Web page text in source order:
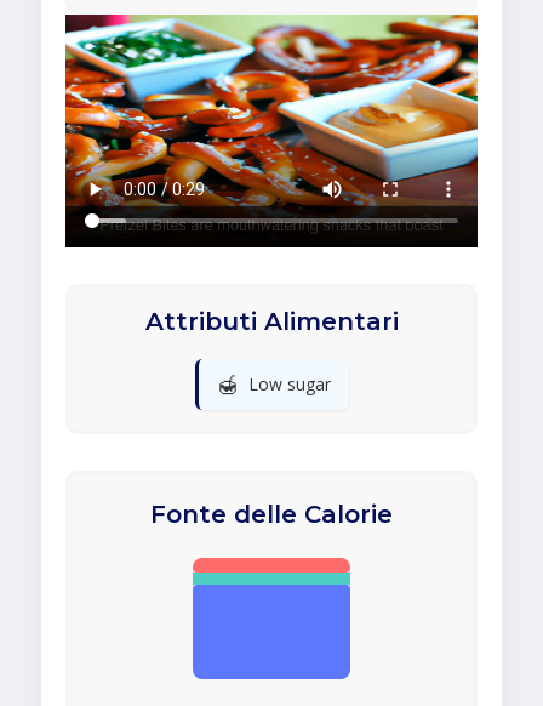
Attributi Alimentari
🍯 Low sugar
Fonte delle Calorie